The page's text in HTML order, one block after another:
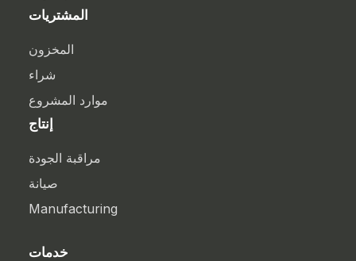
المشتريات
المخزون
شراء
موارد المشروع
إنتاج
مراقبة الجودة
صيانة
Manufacturing
خدمات